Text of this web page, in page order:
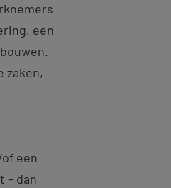
een
zaken,
een
– dan